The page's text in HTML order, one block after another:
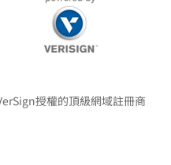
授權的頂級網域註冊商